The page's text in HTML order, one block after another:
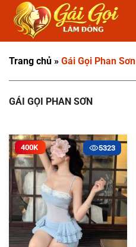
qua
Trang chủ » Gái Gọi Phan Sơn
GÁI GỌI PHAN SƠN
5323
400K